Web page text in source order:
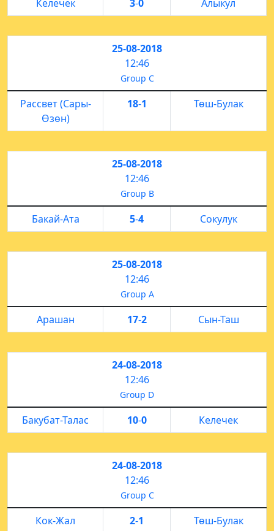
Келечек 3-0 Алыкул
25-08-2018
12:46
Group C
Рассвет (Сары-
Өзөн)
18-1 Төш-Булак
25-08-2018
12:46
Group B
Бакай-Ата 5-4 Сокулук
25-08-2018
12:46
Group A
Арашан 17-2 Сын-Таш
24-08-2018
12:46
Group D
Бакубат-Талас 10-0 Келечек
24-08-2018
12:46
Group C
Кок-Жал 2-1 Төш-Булак